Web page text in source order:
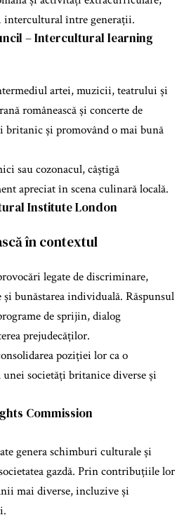
intercultural între generații.
– Intercultural learning
artei, muzicii, teatrului și
românească și concerte de
britanic și promovând o mai bună
sau cozonacul, câștigă
apreciat în scena culinară locală.
Institute London
în contextul
legate de discriminare,
bunăstarea individuală. Răspunsul
de sprijin, dialog
prejudecăților.
poziției lor ca o
societăți britanice diverse și
Commission
genera schimburi culturale și
gazdă. Prin contribuțiile lor
mai diverse, incluzive și